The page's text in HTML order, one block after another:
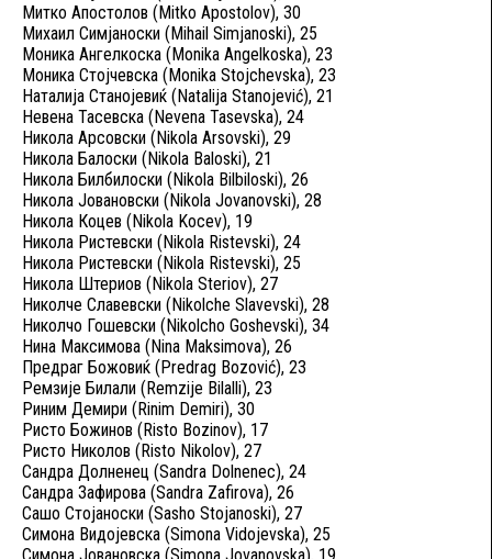
Митко Апостолов (Mitko Apostolov), 30
Михаил Симјаноски (Mihail Simjanoski), 25
Моника Ангелкоска (Monika Angelkoska), 23
Моника Стојчевска (Monika Stojchevska), 23
Наталија Станојевиќ (Natalija Stanojević), 21
Невена Тасевска (Nevena Tasevska), 24
Никола Арсовски (Nikola Arsovski), 29
Никола Балоски (Nikola Baloski), 21
Никола Билбилоски (Nikola Bilbiloski), 26
Никола Јовановски (Nikola Jovanovski), 28
Никола Коцев (Nikola Kocev), 19
Никола Ристевски (Nikola Ristevski), 24
Никола Ристевски (Nikola Ristevski), 25
Никола Штериов (Nikola Steriov), 27
Николче Славевски (Nikolche Slavevski), 28
Николчо Гошевски (Nikolcho Goshevski), 34
Нина Максимова (Nina Maksimova), 26
Предраг Божовиќ (Predrag Bozović), 23
Ремзије Билали (Remzije Bilalli), 23
Риним Демири (Rinim Demiri), 30
Ристо Божинов (Risto Bozinov), 17
Ристо Николов (Risto Nikolov), 27
Сандра Долненец (Sandra Dolnenec), 24
Сандра Зафирова (Sandra Zafirova), 26
Сашо Стојаноски (Sasho Stojanoski), 27
Симона Видојевска (Simona Vidojevska), 25